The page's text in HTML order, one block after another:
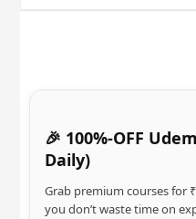
🎉 100%-OFF
Daily)
Grab premium courses for
you don’t waste time on